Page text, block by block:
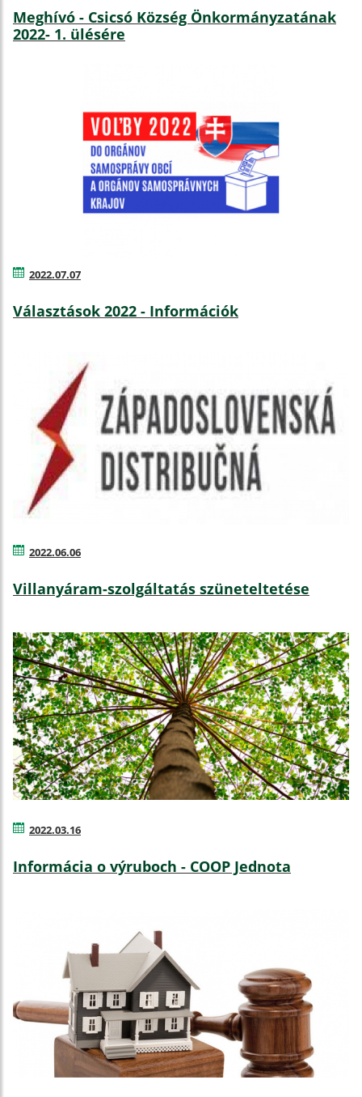
Meghívó - Csicsó Község Önkormányzatának
2022- 1. ülésére
2022.07.07
Választások 2022 - Információk
2022.06.06
Villanyáram-szolgáltatás szüneteltetése
2022.03.16
Informácia o výruboch - COOP Jednota